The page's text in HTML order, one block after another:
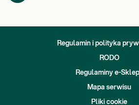
Regulamin i polityka
RODO
Regulaminy e-
Mapa serwisu
Pliki cookie